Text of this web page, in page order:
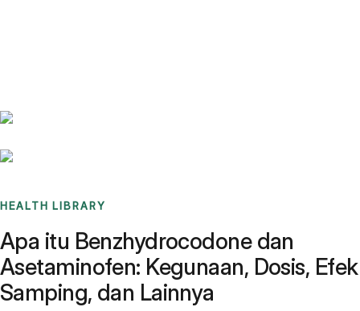
HEALTH LIBRARY
Apa itu Benzhydrocodone dan
Asetaminofen: Kegunaan, Dosis, Efek
Samping, dan Lainnya